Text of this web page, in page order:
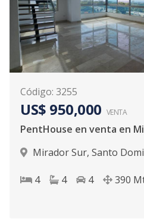
Código: 3255
US$ 950,000 VENTA
PentHouse en venta en
Mirador Sur, Santo
4 4 4 390